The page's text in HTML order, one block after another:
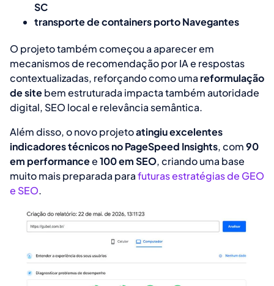
SC
transporte de containers porto Navegantes
O projeto também começou a aparecer em
mecanismos de recomendação por IA e respostas
contextualizadas, reforçando como uma reformulação
de sitebem estruturada impacta também autoridade
digital, SEO local e relevância semântica.
Além disso, o novo projetoatingiu excelentes
indicadores técnicos no PageSpeed Insights, com90
em performancee100 em SEO, criando uma base
muito mais preparada parafuturas estratégias de GEO
e SEO.